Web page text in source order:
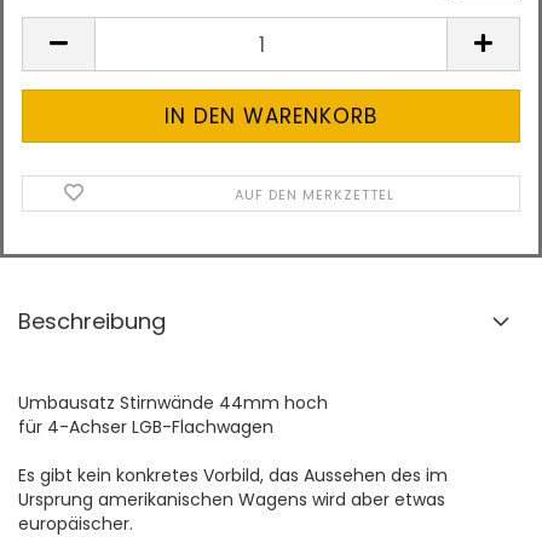
AUF DEN MERKZETTEL
Beschreibung
Umbausatz Stirnwände 44mm hoch
für 4-Achser LGB-Flachwagen
Es gibt kein konkretes Vorbild, das Aussehen des im
Ursprung amerikanischen Wagens wird aber etwas
europäischer.